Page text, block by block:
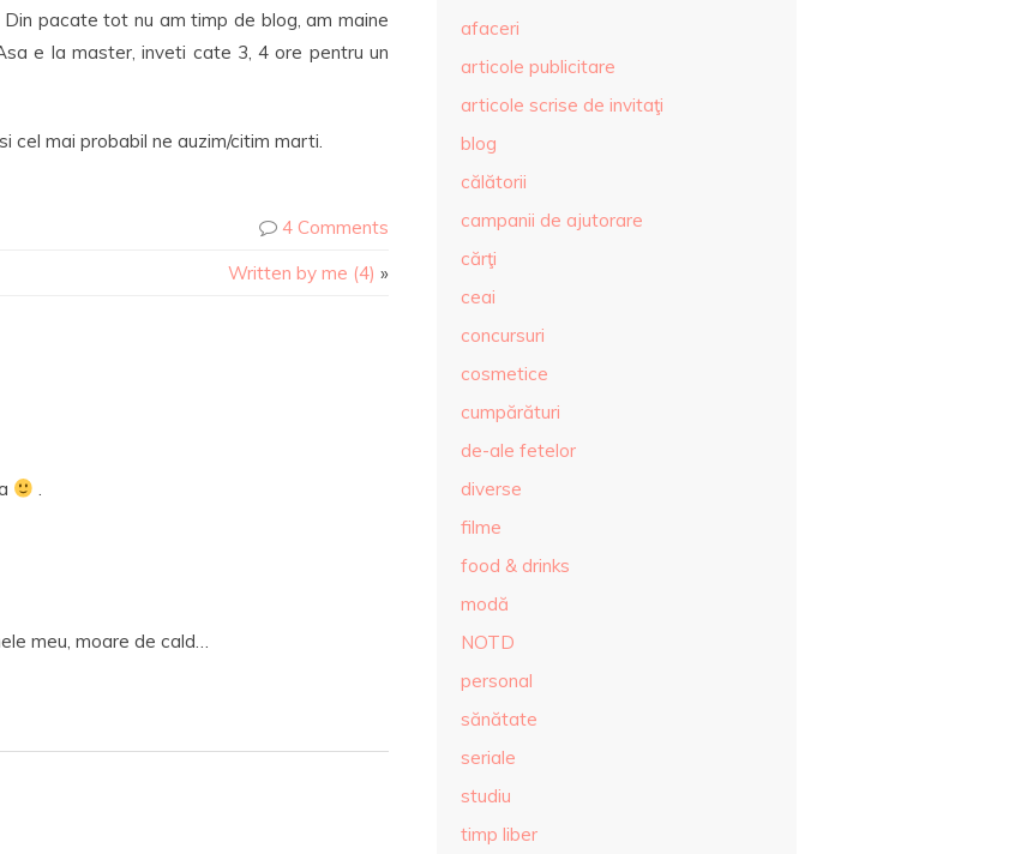
pacate tot nu am timp de blog, am maine
e la master, inveti cate 3, 4 ore pentru un
cel mai probabil ne auzim/citim marti.
4 Comments
Written by me (4) »
.
meu, moare de cald…
afaceri
articole publicitare
articole scrise de invitaţi
blog
călătorii
campanii de ajutorare
cărţi
ceai
concursuri
cosmetice
cumpărături
de-ale fetelor
diverse
filme
food & drinks
modă
NOTD
personal
sănătate
seriale
studiu
timp liber